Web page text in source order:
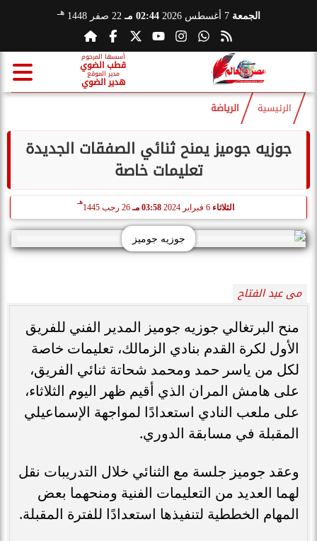
الجمعة 7 أغسطس 2026 02:44 مـ 22 صفر 1448 هـ
أسسها المرحوم
قطب الضوي
مدير الموقع
هدير الضوي
الرئيسية الرياضة
جوزيه جوميز يمنح ثنائي الصفقات الجديدة
تعليمات خاصة
الثلاثاء 03:58 مـ 26 رجب 1445
هـ
جوزيه جوميز
مى عبد الفتاح
منح البرتغالي جوزيه جوميز المدير الفني للفريق
الأول لكرة القدم بنادي الزمالك، تعليمات خاصة
لكل من ياسر حمد ومحمد شحاتة ثنائي الفريق،
على هامش المران الذي أقيم ظهر اليوم الثلاثاء،
على ملعب النادي استعدادًا لمواجهة الإسماعيلي
المقبلة في مسابقة الدوري.
وعقد جوميز جلسة مع الثنائي خلال التدريبات نقل
لهما العديد من التعليمات الفنية ومنحهما بعض
المهام الخططية لتنفيذها استعدادًا للفترة المقبلة.